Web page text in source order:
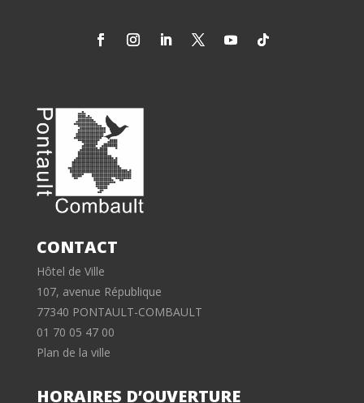
CONTACT
Hôtel de Ville
107, avenue République
77340 PONTAULT-COMBAULT
01 70 05 47 00
Plan de la ville
HORAIRES D’OUVERTURE